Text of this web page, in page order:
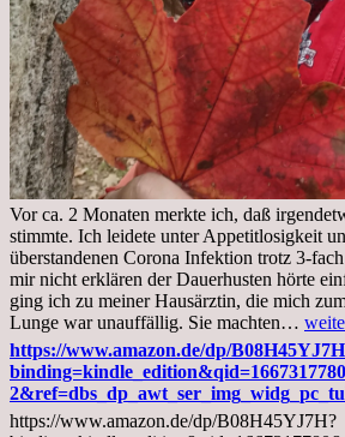
Vor ca. 2 Monaten merkte ich, daß
stimmte. Ich leidete unter Appetitlosigkeit
überstandenen Corona Infektion trotz 3-
mir nicht erklären der Dauerhusten hörte
ging ich zu meiner Hausärztin, die mich
Lunge war unauffällig. Sie machten…
und
https://www.amazon.de/dp/
https://www.amazon.de/dp/B08H45YJ7H?